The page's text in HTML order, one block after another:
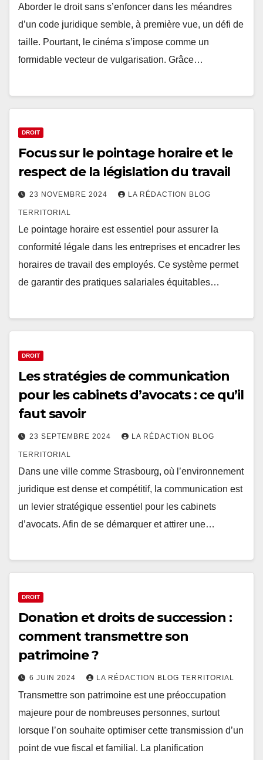
Aborder le droit sans s’enfoncer dans les méandres
d’un code juridique semble, à première vue, un défi de
taille. Pourtant, le cinéma s’impose comme un
formidable vecteur de vulgarisation. Grâce…
DROIT
Focus sur le pointage horaire et le
respect de la législation du travail
23 NOVEMBRE 2024 LA RÉDACTION BLOG
TERRITORIAL
Le pointage horaire est essentiel pour assurer la
conformité légale dans les entreprises et encadrer les
horaires de travail des employés. Ce système permet
de garantir des pratiques salariales équitables…
DROIT
Les stratégies de communication
pour les cabinets d’avocats : ce qu’il
faut savoir
23 SEPTEMBRE 2024 LA RÉDACTION BLOG
TERRITORIAL
Dans une ville comme Strasbourg, où l’environnement
juridique est dense et compétitif, la communication est
un levier stratégique essentiel pour les cabinets
d’avocats. Afin de se démarquer et attirer une…
DROIT
Donation et droits de succession :
comment transmettre son
patrimoine ?
6 JUIN 2024 LA RÉDACTION BLOG TERRITORIAL
Transmettre son patrimoine est une préoccupation
majeure pour de nombreuses personnes, surtout
lorsque l’on souhaite optimiser cette transmission d’un
point de vue fiscal et familial. La planification